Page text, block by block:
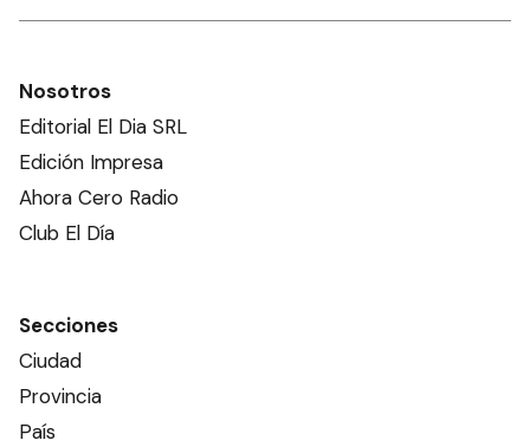
Nosotros
Editorial El Dia SRL
Edición Impresa
Ahora Cero Radio
Club El Día
Secciones
Ciudad
Provincia
País